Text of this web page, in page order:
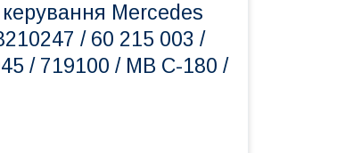
Mercedes
/ 60 215 003 /
/ 719100 / MB C-180 /